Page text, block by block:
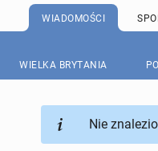
WIADOMOŚCI
WIELKA BRYTANIA
Nie